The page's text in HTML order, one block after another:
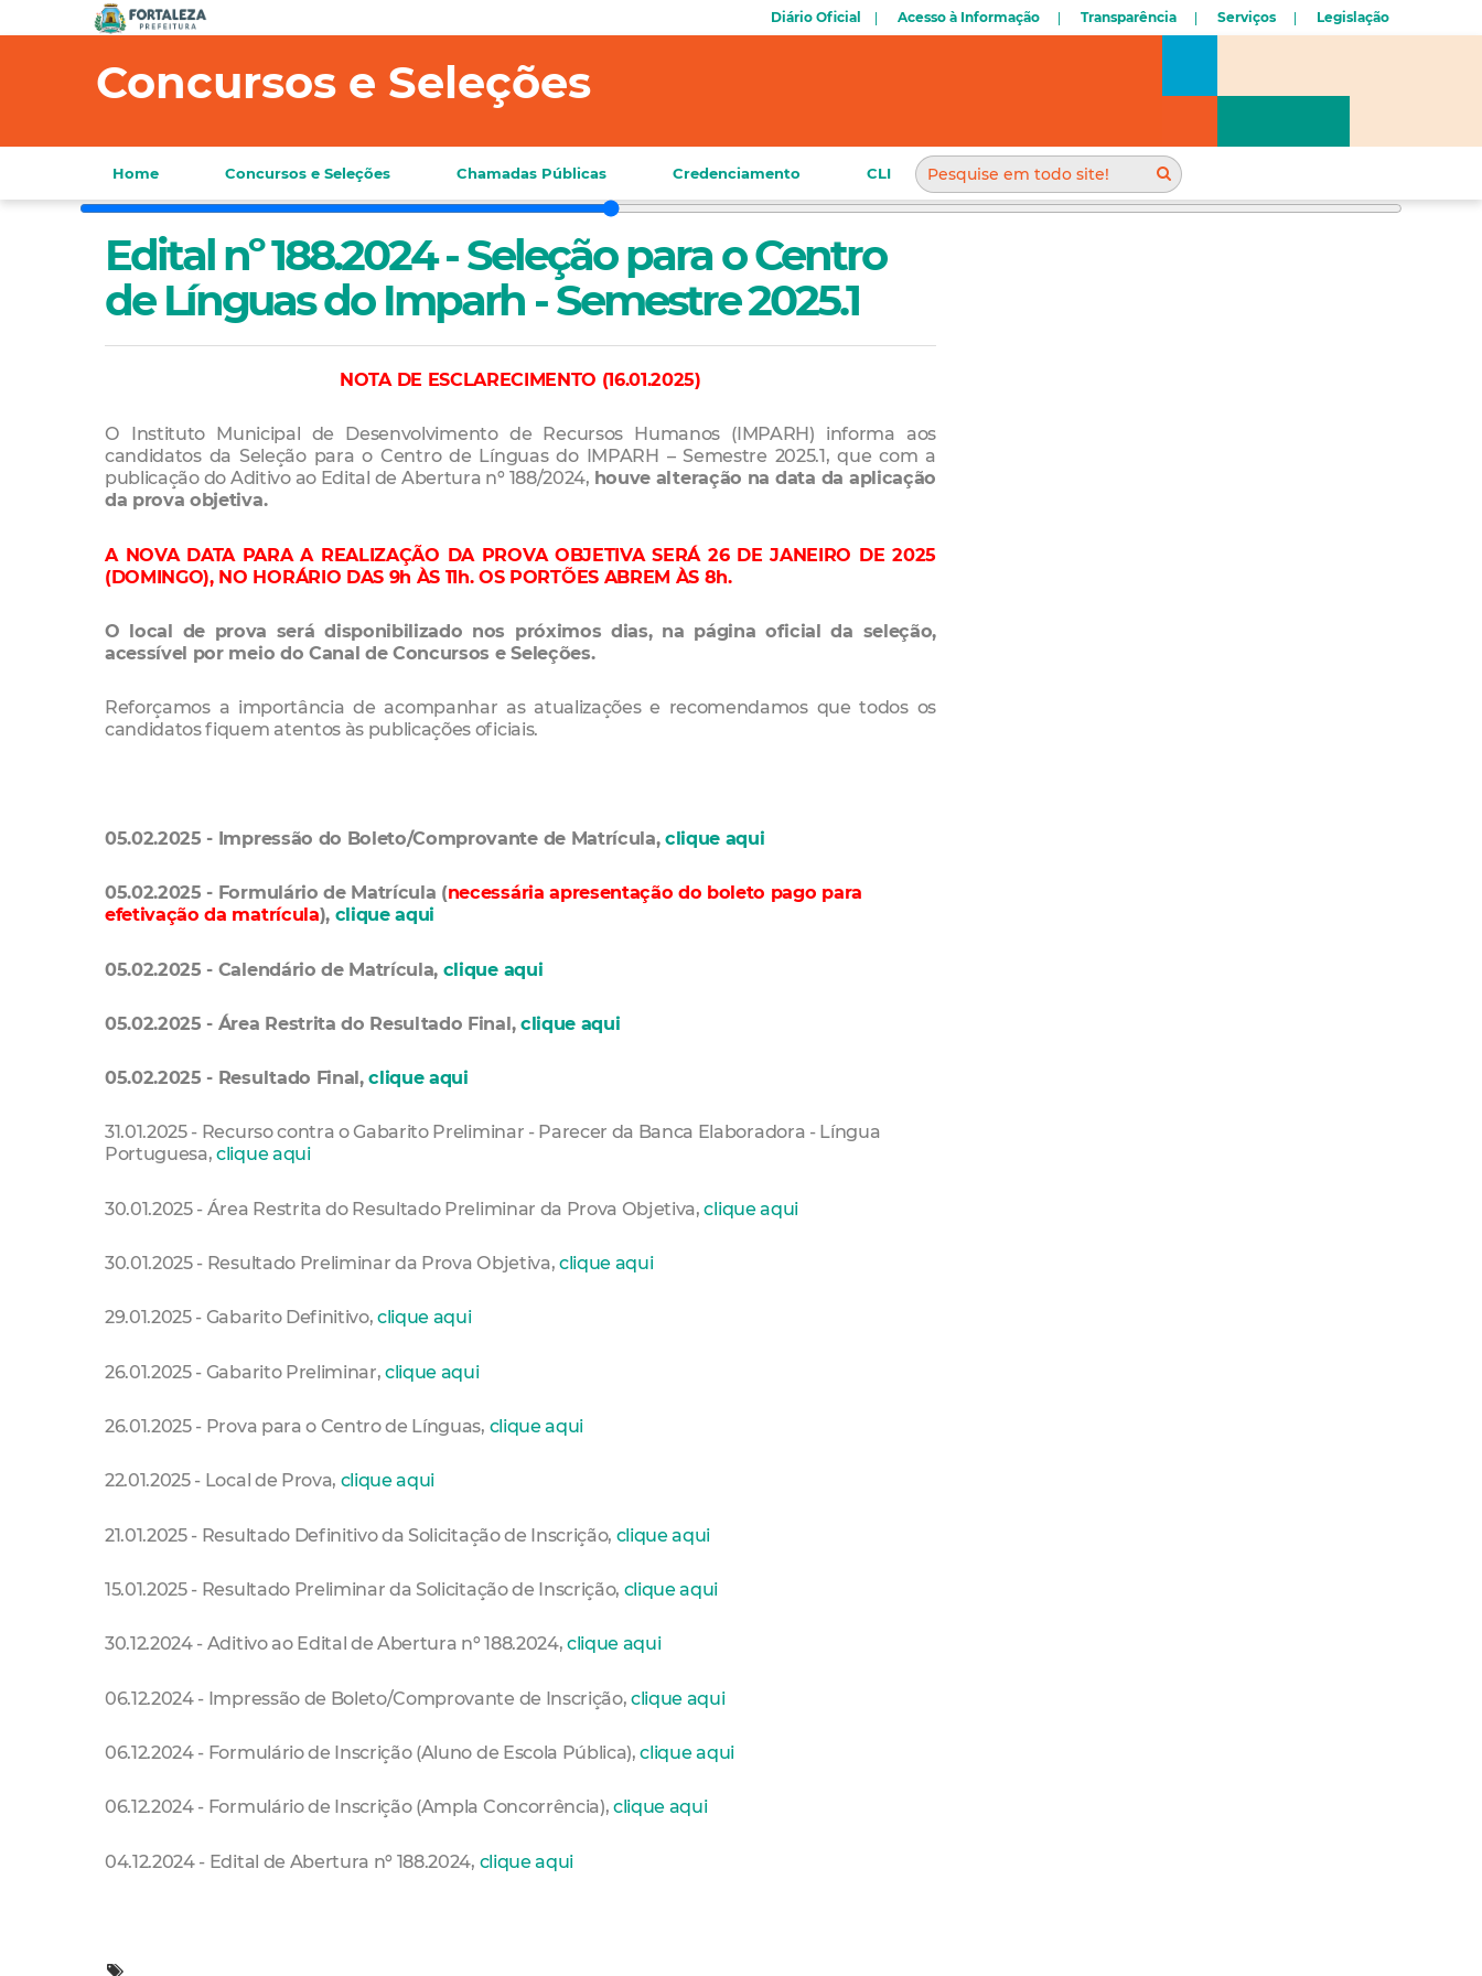
Diário Oficial Acesso à Informação Transparência Serviços Legislação
Concursos e Seleções
Home Concursos e Seleções Chamadas Públicas Credenciamento CLI
Edital nº 188.2024 - Seleção para o Centro
de Línguas do Imparh - Semestre 2025.1
NOTA DE ESCLARECIMENTO (16.01.2025)
O Instituto Municipal de Desenvolvimento de Recursos Humanos (IMPARH) informa aos
candidatos da Seleção para o Centro de Línguas do IMPARH – Semestre 2025.1, que com a
publicação do Aditivo ao Edital de Abertura nº 188/2024, houve alteração na data da aplicação
da prova objetiva.
A NOVA DATA PARA A REALIZAÇÃO DA PROVA OBJETIVA SERÁ 26 DE JANEIRO DE 2025
(DOMINGO), NO HORÁRIO DAS 9h ÀS 11h. OS PORTÕES ABREM ÀS 8h.
O local de prova será disponibilizado nos próximos dias, na página oficial da seleção,
acessível por meio do Canal de Concursos e Seleções.
Reforçamos a importância de acompanhar as atualizações e recomendamos que todos os
candidatos fiquem atentos às publicações oficiais.
05.02.2025 - Impressão do Boleto/Comprovante de Matrícula,clique aqui
05.02.2025 - Formulário de Matrícula (necessária apresentação do boleto pago para
efetivação da matrícula), clique aqui
05.02.2025 - Calendário de Matrícula, clique aqui
05.02.2025 - Área Restrita do Resultado Final, clique aqui
05.02.2025 - Resultado Final,clique aqui
31.01.2025 - Recurso contra o Gabarito Preliminar - Parecer da Banca Elaboradora - Língua
Portuguesa,clique aqui
30.01.2025 - Área Restrita do Resultado Preliminar da Prova Objetiva,clique aqui
30.01.2025 - Resultado Preliminar da Prova Objetiva, clique aqui
29.01.2025 - Gabarito Definitivo,clique aqui
26.01.2025 - Gabarito Preliminar,clique aqui
26.01.2025 - Prova para o Centro de Línguas, clique aqui
22.01.2025 - Local de Prova, clique aqui
21.01.2025 - Resultado Definitivo da Solicitação de Inscrição, clique aqui
15.01.2025 - Resultado Preliminar da Solicitação de Inscrição, clique aqui
30.12.2024 - Aditivo ao Edital de Abertura nº 188.2024, clique aqui
06.12.2024 - Impressão de Boleto/Comprovante de Inscrição,clique aqui
06.12.2024 - Formulário de Inscrição (Aluno de Escola Pública),clique aqui
06.12.2024 - Formulário de Inscrição (Ampla Concorrência),clique aqui
04.12.2024 - Edital de Abertura nº 188.2024, clique aqui